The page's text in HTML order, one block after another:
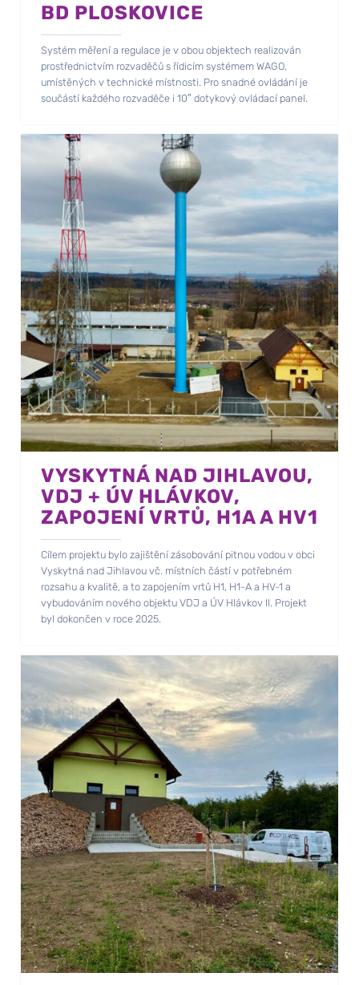
BD PLOSKOVICE
Systém měření a regulace je v obou objektech realizován
prostřednictvím rozvaděčů s řídicím systémem WAGO,
umístěných v technické místnosti. Pro snadné ovládání je
součástí každého rozvaděče i 10″ dotykový ovládací panel.
VYSKYTNÁ NAD JIHLAVOU,
VDJ + ÚV HLÁVKOV,
ZAPOJENÍ VRTŮ, H1A A HV1
Cílem projektu bylo zajištění zásobování pitnou vodou v obci
Vyskytná nad Jihlavou vč. místních částí v potřebném
rozsahu a kvalitě, a to zapojením vrtů H1, H1-A a HV-1 a
vybudováním nového objektu VDJ a ÚV Hlávkov II. Projekt
byl dokončen v roce 2025.